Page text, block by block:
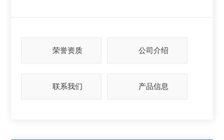
荣誉资质 公司介绍
联系我们 产品信息